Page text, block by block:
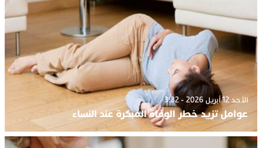
الأحد 12 أبريل 2026 - 3:32
عوامل تزيد خطر الوفاة المبكرة عند النساء